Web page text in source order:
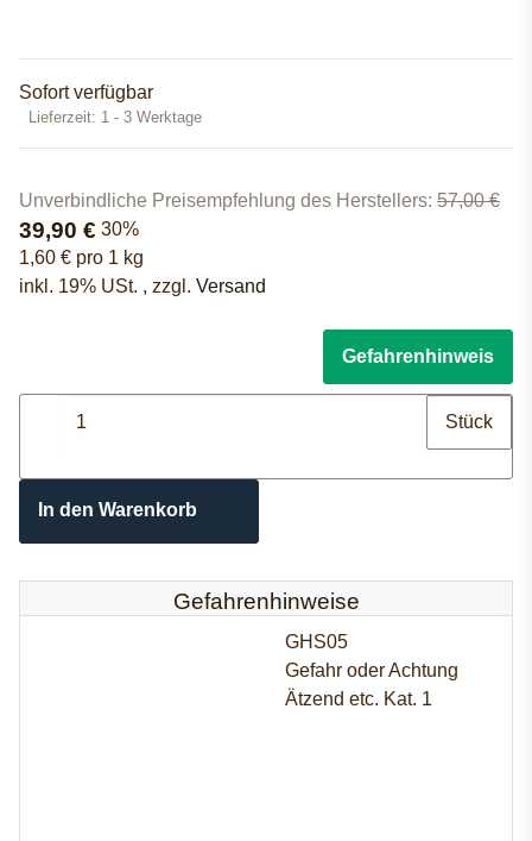
Sofort verfügbar
Lieferzeit: 1 - 3 Werktage
Unverbindliche Preisempfehlung des Herstellers: 57,00 €
39,90 € 30%
1,60 € pro 1 kg
inkl. 19% USt. , zzgl. Versand
Gefahrenhinweis
Stück
In den Warenkorb
Gefahrenhinweise
GHS05
Gefahr oder Achtung
Ätzend etc. Kat. 1